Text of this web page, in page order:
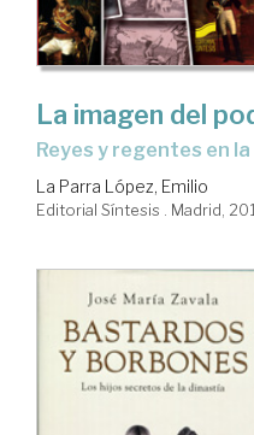
La imagen del
reyes y regentes en
La Parra López, Emilio
Editorial Síntesis . Madrid,